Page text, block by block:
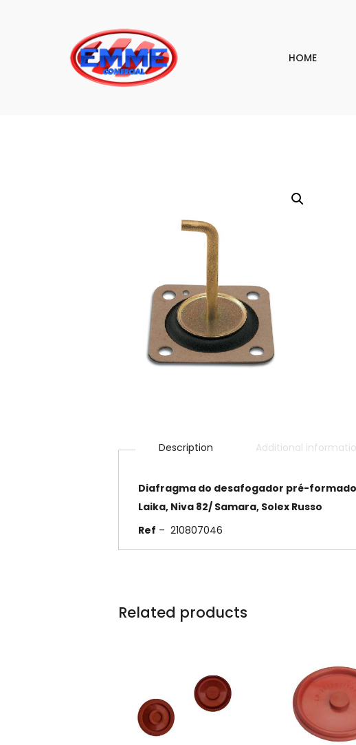
HOME
Description Additional
Diafragma do desafogador pré-formado
Laika, Niva 82/ Samara, Solex Russo
Ref – 210807046
Related products
PESQUISAR